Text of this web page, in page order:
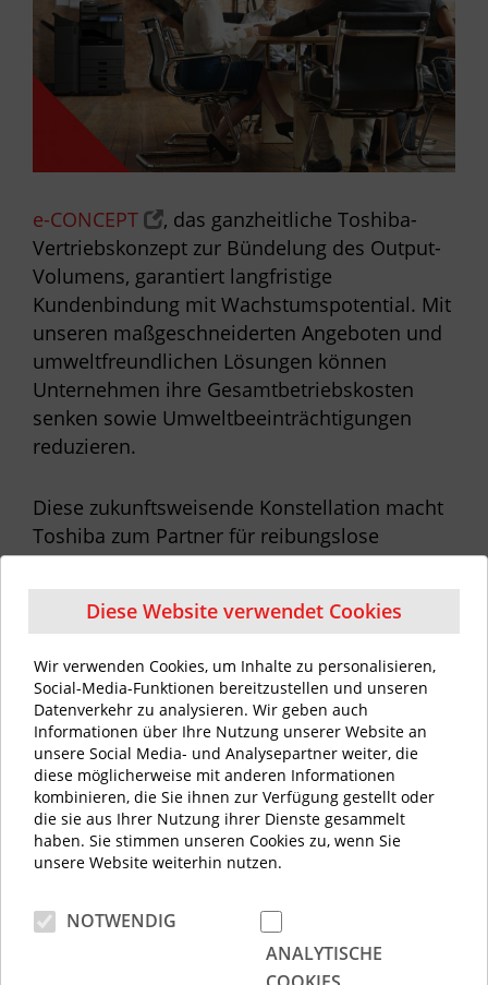
e-CONCEPT
, das ganzheitliche Toshiba-
Vertriebskonzept zur Bündelung des Output-
Volumens, garantiert langfristige
Kundenbindung mit Wachstumspotential. Mit
unseren maßgeschneiderten Angeboten und
umweltfreundlichen Lösungen können
Unternehmen ihre Gesamtbetriebskosten
senken sowie Umweltbeeinträchtigungen
reduzieren.
Diese zukunftsweisende Konstellation macht
Toshiba zum Partner für reibungslose
Abläufe. Investieren Sie in die Zukunft Ihres
Unternehmens und profitieren Sie von
unserer Erfahrung. Werden Sie jetzt Toshiba-
Gemeinsam sind wir
erfolgreich!
Diese Website verwendet Cookies
Wir verwenden Cookies, um Inhalte zu personalisieren,
Social-Media-Funktionen bereitzustellen und unseren
Datenverkehr zu analysieren. Wir geben auch
Informationen über Ihre Nutzung unserer Website an
unsere Social Media- und Analysepartner weiter, die
diese möglicherweise mit anderen Informationen
kombinieren, die Sie ihnen zur Verfügung gestellt oder
die sie aus Ihrer Nutzung ihrer Dienste gesammelt
haben. Sie stimmen unseren Cookies zu, wenn Sie
unsere Website weiterhin nutzen.
NOTWENDIG
ANALYTISCHE